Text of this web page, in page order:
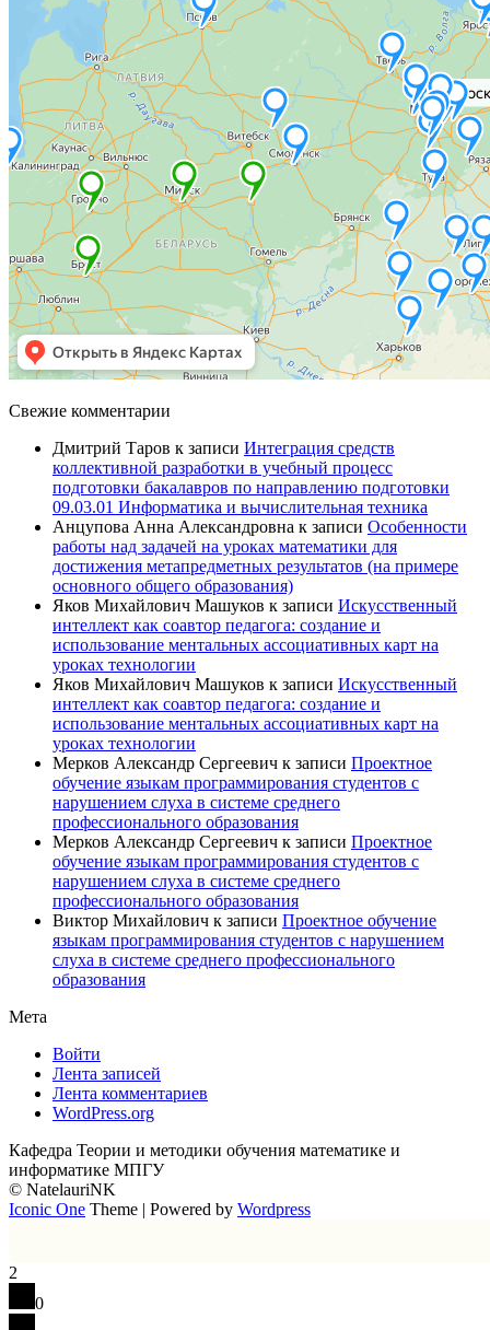
Свежие комментарии
Дмитрий Таров к записи Интеграция средств
коллективной разработки в учебный процесс
подготовки бакалавров по направлению подготовки
09.03.01 Информатика и вычислительная техника
Анцупова Анна Александровна к записи Особенности
работы над задачей на уроках математики для
достижения метапредметных результатов (на примере
основного общего образования)
Яков Михайлович Машуков к записи Искусственный
интеллект как соавтор педагога: создание и
использование ментальных ассоциативных карт на
уроках технологии
Яков Михайлович Машуков к записи Искусственный
интеллект как соавтор педагога: создание и
использование ментальных ассоциативных карт на
уроках технологии
Мерков Александр Сергеевич к записи Проектное
обучение языкам программирования студентов с
нарушением слуха в системе среднего
профессионального образования
Мерков Александр Сергеевич к записи Проектное
обучение языкам программирования студентов с
нарушением слуха в системе среднего
профессионального образования
Виктор Михайлович к записи Проектное обучение
языкам программирования студентов с нарушением
слуха в системе среднего профессионального
образования
Мета
Войти
Лента записей
Лента комментариев
WordPress.org
Кафедра Теории и методики обучения математике и
информатике МПГУ
© NatelauriNK
Iconic One Theme | Powered by Wordpress
2
0